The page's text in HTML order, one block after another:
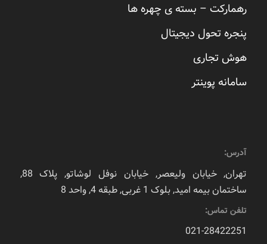
رهمارکت – بسته ی چهره ها
پنجره تحول دیجیتال
هوش تجاری
سامانه پوینتر
آدرس:
تهران, خیابان ولیعصر, خیابان نوفل لوشاتو, پلاک 88,
ساختمان بیمه امید, بلوک 1 غربی, طبقه 4, واحد 8
تلفن تماس:
021-28422251